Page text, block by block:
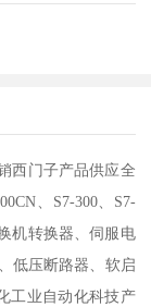
门子产品供应全
、S7-300、S7-
机转换器、伺服电
低压断路器、软启
工业自动化科技产